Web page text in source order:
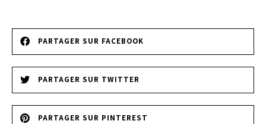
PARTAGER SUR FACEBOOK
PARTAGER SUR TWITTER
PARTAGER SUR PINTEREST